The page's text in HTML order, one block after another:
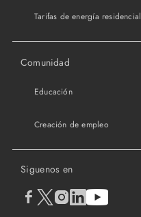
Tarifas de energía residencial
Comunidad
Educación
Creación de empleo
Siguenos en